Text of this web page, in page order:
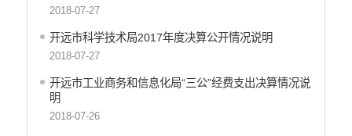
开远市住房和城乡建设局
开远市水务局
2018-07-27
开远市科学技术局2017年度决算公开情况说明
2018-07-27
开远市工业商务和信息化局“三公”经费支出决算情况说
明
2018-07-26